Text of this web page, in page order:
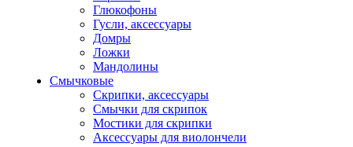
Глюкофоны
Гусли, аксессуары
Домры
Ложки
Мандолины
Смычковые
Скрипки, аксессуары
Смычки для скрипок
Мостики для скрипки
Аксессуары для виолончели